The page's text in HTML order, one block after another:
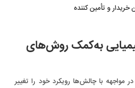
خریدار و تأمین کننده
به‌کمک روش‌های
مواجهه با چالش‌ها رویکرد خود را تغییر